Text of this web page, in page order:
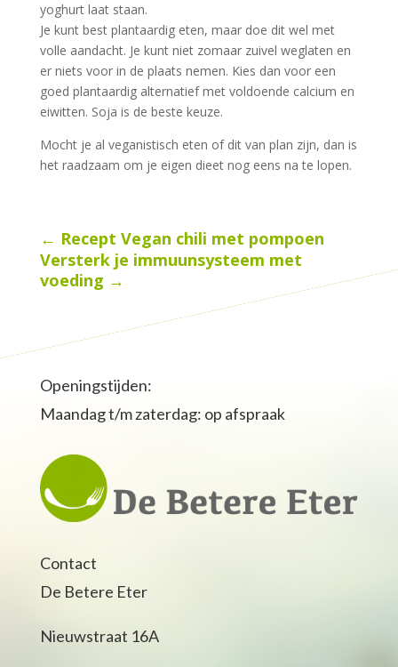
yoghurt laat staan.
Je kunt best plantaardig eten, maar doe dit wel met
volle aandacht. Je kunt niet zomaar zuivel weglaten en
er niets voor in de plaats nemen. Kies dan voor een
goed plantaardig alternatief met voldoende calcium en
eiwitten. Soja is de beste keuze.
Mocht je al veganistisch eten of dit van plan zijn, dan is
het raadzaam om je eigen dieet nog eens na te lopen.
← Recept Vegan chili met pompoen
Versterk je immuunsysteem met
voeding →
Openingstijden:
Maandag t/m zaterdag: op afspraak
Contact
De Betere Eter
Nieuwstraat 16A